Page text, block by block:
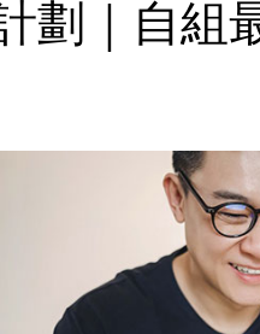
劃｜自組